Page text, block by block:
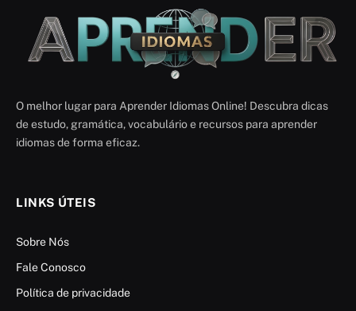
O melhor lugar para Aprender Idiomas Online! Descubra dicas
de estudo, gramática, vocabulário e recursos para aprender
idiomas de forma eficaz.
LINKS ÚTEIS
Sobre Nós
Fale Conosco
Política de privacidade